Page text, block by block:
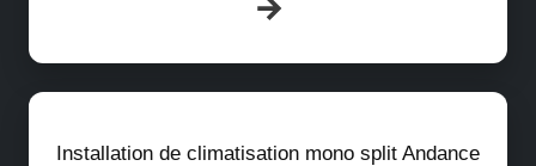
Installation de climatisation mono split Andance